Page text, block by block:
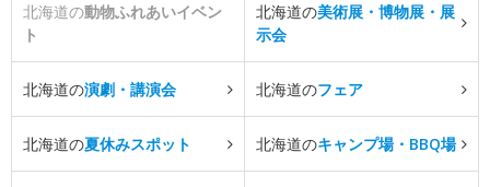
北海道の動物ふれあいイベン
ト
北海道の美術展・博物展・展
示会
北海道の演劇・講演会 北海道のフェア
北海道の夏休みスポット 北海道のキャンプ場・BBQ場